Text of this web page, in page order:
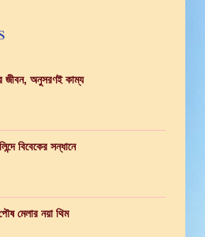
জীবন, অনুসরণই কাম্য
বিবেকের সন্ধানে
মেলার নয়া থিম